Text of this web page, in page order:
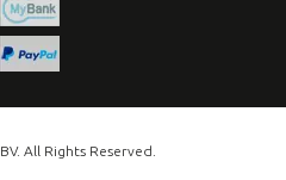
BV. All Rights Reserved.